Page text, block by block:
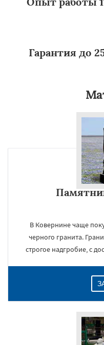
Гарантия до
В Ковернине чаще
черного гранита.
строгое надгробие, с